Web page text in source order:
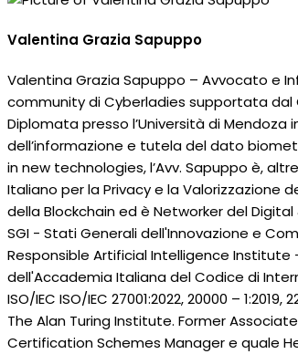
Valentina Grazia Sapuppo
Valentina Grazia Sapuppo – Avvocato e
community di Cyberladies supportata dal
Diplomata presso l’Università di
dell’informazione e tutela del dato
in new technologies, l’Avv. Sapuppo è,
Italiano per la Privacy e la Valorizzazione
della Blockchain ed è Networker del
SGI - Stati Generali dell'Innovazione e
Responsible Artificial Intelligence Institute
dell'Accademia Italiana del Codice di
ISO/IEC ISO/IEC 27001:2022, 20000 –
The Alan Turing Institute. Former
Certification Schemes Manager e quale